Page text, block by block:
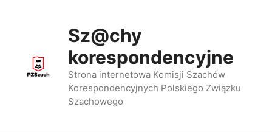
Sz@chy
korespondencyjne
Strona internetowa Komisji Szachów
Korespondencyjnych Polskiego Związku
Szachowego